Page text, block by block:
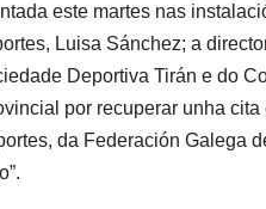
este martes nas
Luisa Sánchez; a
Deportiva Tirán e do
por recuperar unha
da Federación Galega